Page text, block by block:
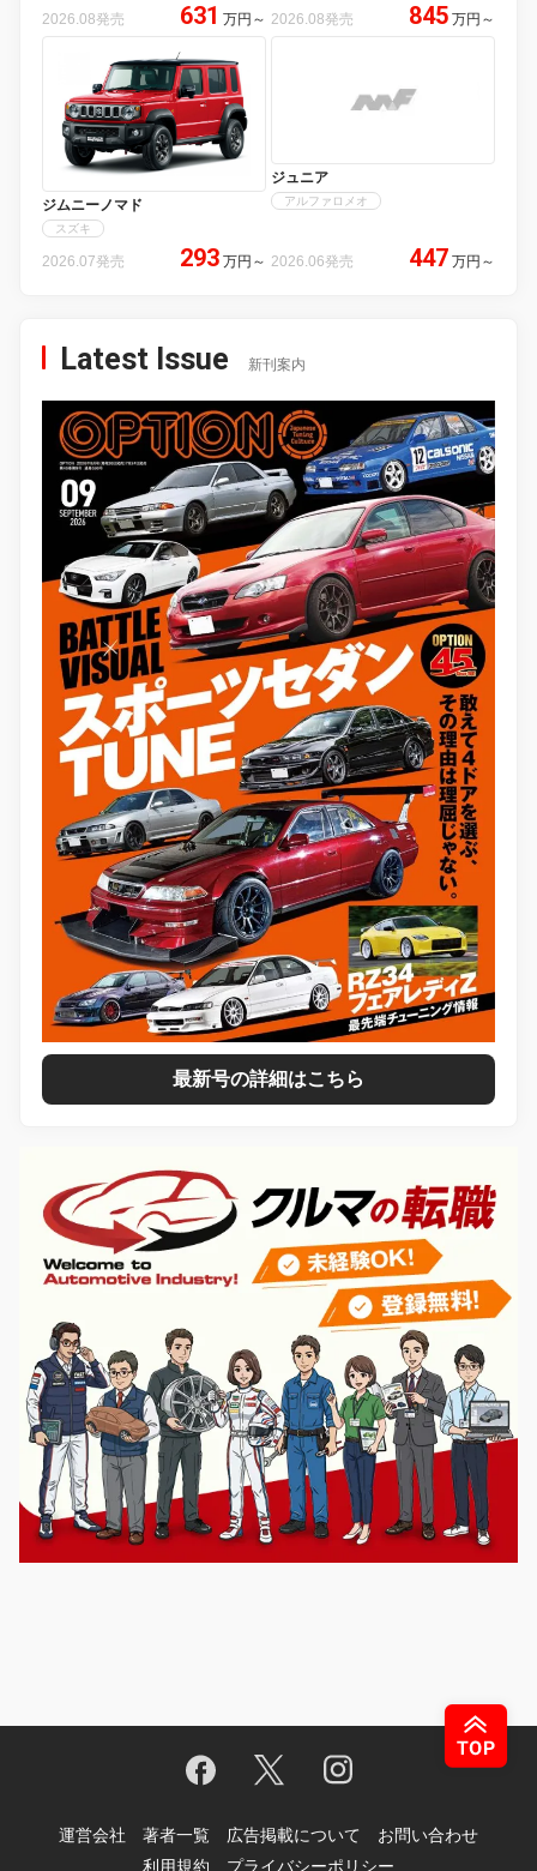
2026.08発売 631 万円 ～ 2026.08発売 845 万円 ～
ジムニーノマド
スズキ
2026.07発売 293 万円 ～
ジュニア
アルファロメオ
2026.06発売 447 万円 ～
Latest Issue 新刊案内
最新号の詳細はこちら
運営会社 著者一覧 広告掲載について
お問い合わせ
利用規約
プライバシーポリシー